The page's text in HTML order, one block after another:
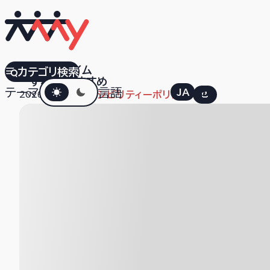
すべておすすめ
テーマダークモード言語 JA EN
カテゴリ検索
セキスイハイム
2026.06.10 アクセシビリティーポリシー